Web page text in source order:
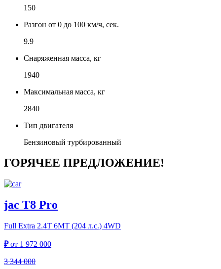
150
Разгон от 0 до 100 км/ч, сек.
9.9
Снаряженная масса, кг
1940
Максимальная масса, кг
2840
Тип двигателя
Бензиновый турбированный
ГОРЯЧЕЕ ПРЕДЛОЖЕНИЕ!
jac T8 Pro
Full Extra 2.4T 6MT (204 л.с.) 4WD
₽от 1 972 000
3 344 000